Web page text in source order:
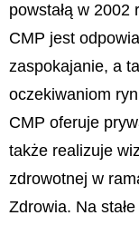
powstałą w
CMP jest
zaspokajanie, a
oczekiwaniom
CMP oferuje
także realizuje
zdrowotnej w
Zdrowia. Na